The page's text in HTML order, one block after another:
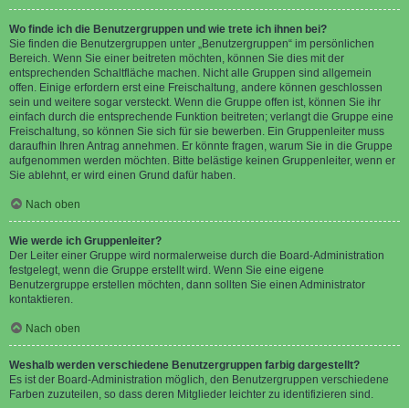
Wo finde ich die Benutzergruppen und wie trete ich ihnen bei?
Sie finden die Benutzergruppen unter „Benutzergruppen“ im persönlichen
Bereich. Wenn Sie einer beitreten möchten, können Sie dies mit der
entsprechenden Schaltfläche machen. Nicht alle Gruppen sind allgemein
offen. Einige erfordern erst eine Freischaltung, andere können geschlossen
sein und weitere sogar versteckt. Wenn die Gruppe offen ist, können Sie ihr
einfach durch die entsprechende Funktion beitreten; verlangt die Gruppe eine
Freischaltung, so können Sie sich für sie bewerben. Ein Gruppenleiter muss
daraufhin Ihren Antrag annehmen. Er könnte fragen, warum Sie in die Gruppe
aufgenommen werden möchten. Bitte belästige keinen Gruppenleiter, wenn er
Sie ablehnt, er wird einen Grund dafür haben.
Nach oben
Wie werde ich Gruppenleiter?
Der Leiter einer Gruppe wird normalerweise durch die Board-Administration
festgelegt, wenn die Gruppe erstellt wird. Wenn Sie eine eigene
Benutzergruppe erstellen möchten, dann sollten Sie einen Administrator
kontaktieren.
Nach oben
Weshalb werden verschiedene Benutzergruppen farbig dargestellt?
Es ist der Board-Administration möglich, den Benutzergruppen verschiedene
Farben zuzuteilen, so dass deren Mitglieder leichter zu identifizieren sind.